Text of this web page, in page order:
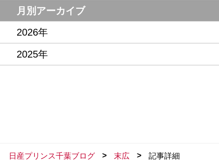
月別アーカイブ
2026年
2025年
日産プリンス千葉ブログ > 末広 > 記事詳細